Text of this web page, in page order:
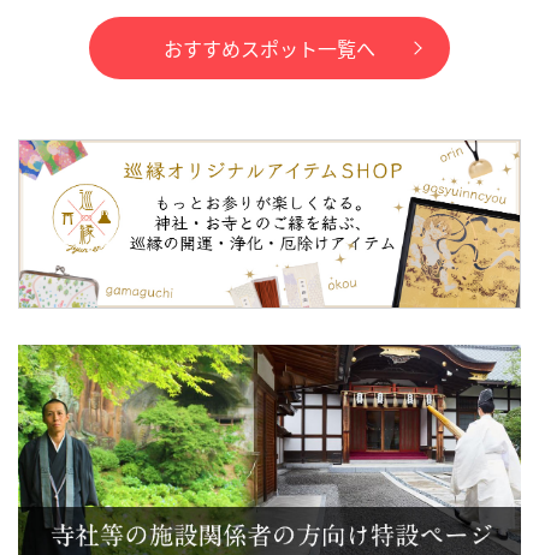
おすすめスポット一覧へ